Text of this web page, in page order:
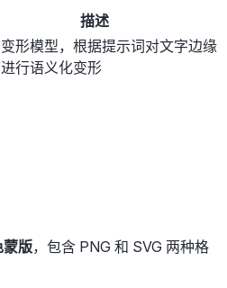
描述
形模型，根据提示词对文字边缘
行语义化变形
蒙版，包含 PNG 和 SVG 两种格